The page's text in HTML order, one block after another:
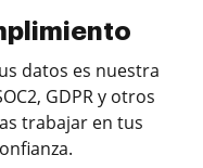
datos es nuestra
GDPR y otros
trabajar en tus